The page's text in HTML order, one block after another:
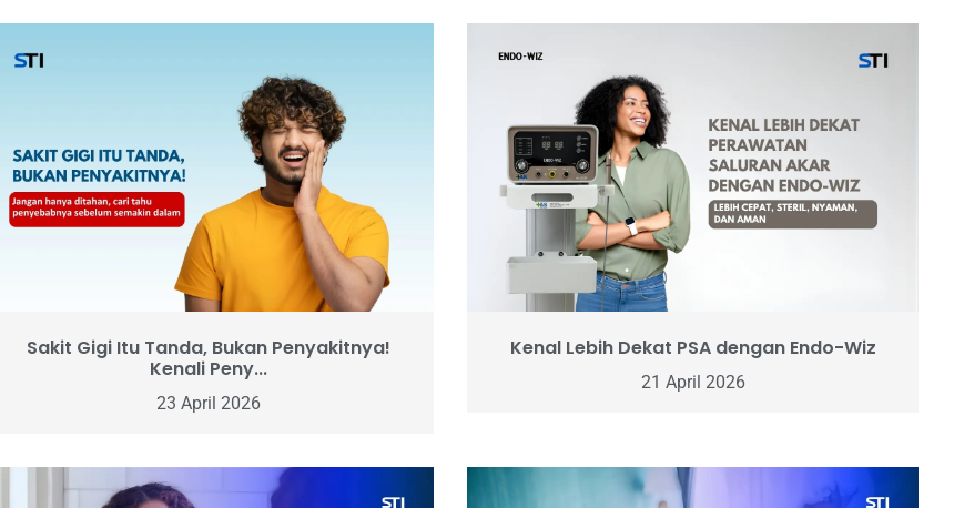
Sakit Gigi Itu Tanda, Bukan Penyakitnya!
Kenali Peny...
23 April 2026
Kenal Lebih Dekat PSA dengan Endo-Wiz
21 April 2026